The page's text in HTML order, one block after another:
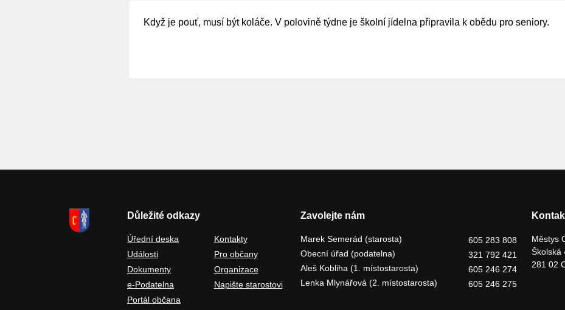
Když je pouť, musí být koláče. V polovině týdne je školní jídelna připravila k obědu pro seniory.
Důležité odkazy
Úřední deska
Události
Dokumenty
e-Podatelna
Portál občana
Kontakty
Pro občany
Organizace
Napište starostovi
Zavolejte nám
Marek Semerád (starosta)
605 283 808
Obecní úřad (podatelna)
321 792 421
Aleš Kobliha (1. místostarosta)
605 246 274
Lenka Mlynářová (2. místostarosta)
605 246 275
Městys
Školská
281 02